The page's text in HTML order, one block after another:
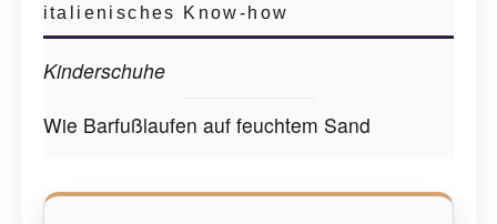
italienisches Know-how
Kinderschuhe
Wie Barfußlaufen auf feuchtem Sand